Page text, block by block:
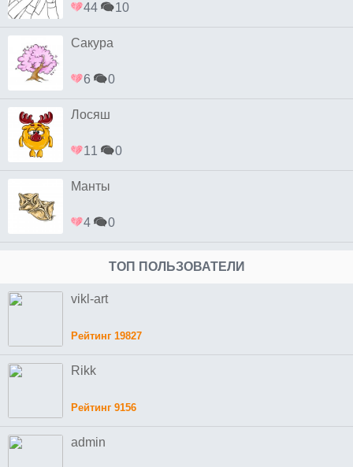
44 10
Сакура
6 0
Лосяш
11 0
Манты
4 0
ТОП ПОЛЬЗОВАТЕЛИ
vikl-art
Рейтинг 19827
Rikk
Рейтинг 9156
admin